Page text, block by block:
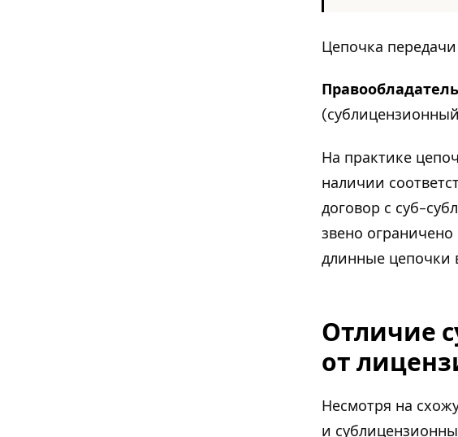
Цепочка
Правообладатель
На практике
наличии
договор с суб-
звено
длинные цепочки
Отличие
от
Несмотря на
и